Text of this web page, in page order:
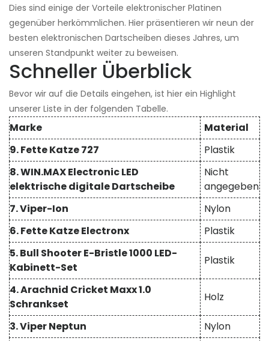
Dies sind einige der Vorteile elektronischer Platinen
gegenüber herkömmlichen. Hier präsentieren wir neun der
besten elektronischen Dartscheiben dieses Jahres, um
unseren Standpunkt weiter zu beweisen.
Schneller Überblick
Bevor wir auf die Details eingehen, ist hier ein Highlight
unserer Liste in der folgenden Tabelle.
Marke
Material
9. Fette Katze 727
Plastik
8. WIN.MAX Electronic LED
elektrische digitale Dartscheibe
Nicht
angegeben
7. Viper-Ion
Nylon
6. Fette Katze Electronx
Plastik
5. Bull Shooter E-Bristle 1000 LED-
Kabinett-Set
Plastik
4. Arachnid Cricket Maxx 1.0
Schrankset
Holz
3. Viper Neptun Nylon